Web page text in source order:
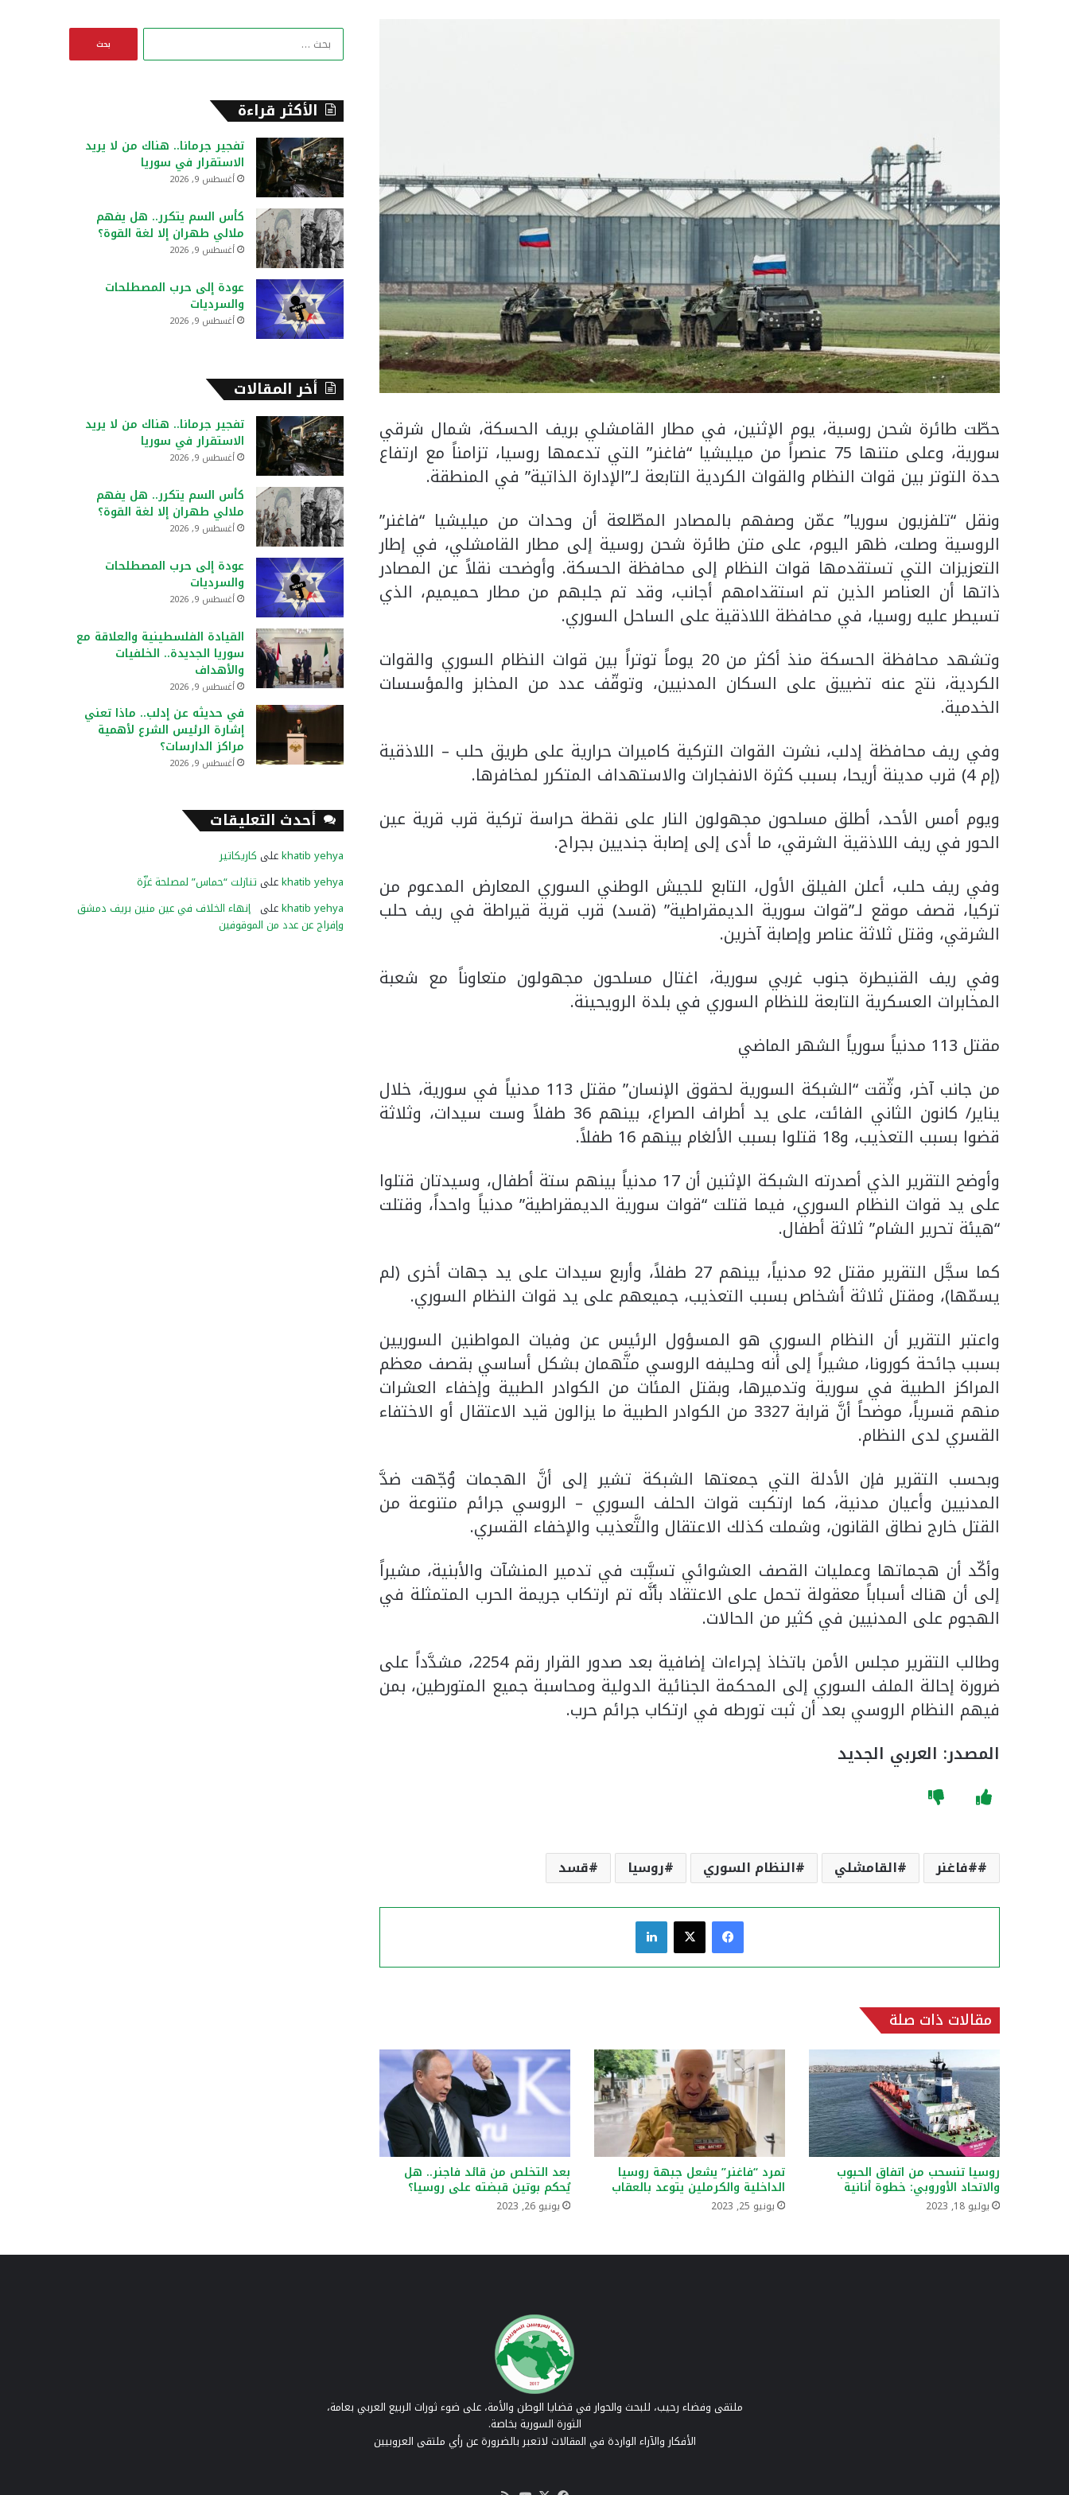
حطّت طائرة شحن روسية، يوم الإثنين، في مطار القامشلي بريف الحسكة، شمال شرقي
سورية، وعلى متنها 75 عنصراً من ميليشيا “فاغنر” التي تدعمها روسيا، تزامناً مع ارتفاع
حدة التوتر بين قوات النظام والقوات الكردية التابعة لـ”الإدارة الذاتية” في المنطقة.
ونقل “تلفزيون سوريا” عمّن وصفهم بالمصادر المطّلعة أن وحدات من ميليشيا “فاغنر”
الروسية وصلت، ظهر اليوم، على متن طائرة شحن روسية إلى مطار القامشلي، في إطار
التعزيزات التي تستقدمها قوات النظام إلى محافظة الحسكة. وأوضحت نقلاً عن المصادر
ذاتها أن العناصر الذين تم استقدامهم أجانب، وقد تم جلبهم من مطار حميميم، الذي
تسيطر عليه روسيا، في محافظة اللاذقية على الساحل السوري.
وتشهد محافظة الحسكة منذ أكثر من 20 يوماً توتراً بين قوات النظام السوري والقوات
الكردية، نتج عنه تضييق على السكان المدنيين، وتوقّف عدد من المخابز والمؤسسات
الخدمية.
وفي ريف محافظة إدلب، نشرت القوات التركية كاميرات حرارية على طريق حلب – اللاذقية
(إم 4) قرب مدينة أريحا، بسبب كثرة الانفجارات والاستهداف المتكرر لمخافرها.
ويوم أمس الأحد، أطلق مسلحون مجهولون النار على نقطة حراسة تركية قرب قرية عين
الحور في ريف اللاذقية الشرقي، ما أدى إلى إصابة جنديين بجراح.
وفي ريف حلب، أعلن الفيلق الأول، التابع للجيش الوطني السوري المعارض المدعوم من
تركيا، قصف موقع لـ”قوات سورية الديمقراطية” (قسد) قرب قرية قيراطة في ريف حلب
الشرقي، وقتل ثلاثة عناصر وإصابة آخرين.
وفي ريف القنيطرة جنوب غربي سورية، اغتال مسلحون مجهولون متعاوناً مع شعبة
المخابرات العسكرية التابعة للنظام السوري في بلدة الرويحينة.
مقتل 113 مدنياً سورياً الشهر الماضي
من جانب آخر، وثّقت “الشبكة السورية لحقوق الإنسان” مقتل 113 مدنياً في سورية، خلال
يناير/ كانون الثاني الفائت، على يد أطراف الصراع، بينهم 36 طفلاً وست سيدات، وثلاثة
قضوا بسبب التعذيب، و18 قتلوا بسبب الألغام بينهم 16 طفلاً.
وأوضح التقرير الذي أصدرته الشبكة الإثنين أن 17 مدنياً بينهم ستة أطفال، وسيدتان قتلوا
على يد قوات النظام السوري، فيما قتلت “قوات سورية الديمقراطية” مدنياً واحداً، وقتلت
“هيئة تحرير الشام” ثلاثة أطفال.
كما سجَّل التقرير مقتل 92 مدنياً، بينهم 27 طفلاً، وأربع سيدات على يد جهات أخرى (لم
يسمّها)، ومقتل ثلاثة أشخاص بسبب التعذيب، جميعهم على يد قوات النظام السوري.
واعتبر التقرير أن النظام السوري هو المسؤول الرئيس عن وفيات المواطنين السوريين
بسبب جائحة كورونا، مشيراً إلى أنه وحليفه الروسي متَّهمان بشكل أساسي بقصف معظم
المراكز الطبية في سورية وتدميرها، وبقتل المئات من الكوادر الطبية وإخفاء العشرات
منهم قسرياً، موضحاً أنَّ قرابة 3327 من الكوادر الطبية ما يزالون قيد الاعتقال أو الاختفاء
القسري لدى النظام.
وبحسب التقرير فإن الأدلة التي جمعتها الشبكة تشير إلى أنَّ الهجمات وُجّهت ضدَّ
المدنيين وأعيان مدنية، كما ارتكبت قوات الحلف السوري – الروسي جرائم متنوعة من
القتل خارج نطاق القانون، وشملت كذلك الاعتقال والتَّعذيب والإخفاء القسري.
وأكّد أن هجماتها وعمليات القصف العشوائي تسبَّبت في تدمير المنشآت والأبنية، مشيراً
إلى أن هناك أسباباً معقولة تحمل على الاعتقاد بأنَّه تم ارتكاب جريمة الحرب المتمثلة في
الهجوم على المدنيين في كثير من الحالات.
وطالب التقرير مجلس الأمن باتخاذ إجراءات إضافية بعد صدور القرار رقم 2254، مشدَّداً على
ضرورة إحالة الملف السوري إلى المحكمة الجنائية الدولية ومحاسبة جميع المتورطين، بمن
فيهم النظام الروسي بعد أن ثبت تورطه في ارتكاب جرائم حرب.
المصدر: العربي الجديد
#فاغنر القامشلي النظام السوري روسيا قسد
فيسبوك
مقالات ذات صلة
روسيا تنسحب من اتفاق الحبوب
والاتحاد الأوروبي: خطوة أنانية
يوليو 18, 2023
تمرد “فاغنر” يشعل جبهة روسيا
الداخلية والكرملين يتوعد بالعقاب
يونيو 25, 2023
بعد التخلص من قائد فاجنر.. هل
يُحكم بوتين قبضته على روسيا؟
يونيو 26, 2023
ا
:
الأكثر قراءة
تفجير جرمانا.. هناك من لا يريد
الاستقرار في سوريا
أغسطس 9, 2026
كأس السم يتكرر.. هل يفهم
ملالي طهران إلا لغة القوة؟
أغسطس 9, 2026
عودة إلى حرب المصطلحات
والسرديات
أغسطس 9, 2026
أخر المقالات
تفجير جرمانا.. هناك من لا يريد
الاستقرار في سوريا
أغسطس 9, 2026
كأس السم يتكرر.. هل يفهم
ملالي طهران إلا لغة القوة؟
أغسطس 9, 2026
عودة إلى حرب المصطلحات
والسرديات
أغسطس 9, 2026
القيادة الفلسطينية والعلاقة مع
سوريا الجديدة.. الخلفيات
والأهداف
أغسطس 9, 2026
في حديثه عن إدلب.. ماذا تعني
إشارة الرئيس الشرع لأهمية
مراكز الدارسات؟
أغسطس 9, 2026
أحدث التعليقات
khatib yehyaعلى كاريكاتير
khatib yehyaعلى تنازلت “حماس” لمصلحة غزّة
khatib yehyaعلى إنهاء الخلاف في عين منين بريف دمشق
وإفراج عن عدد من الموقوفين
ملتقى وفضاء رحيب، للبحث والحوار في قضايا الوطن والأمة، على ضوء ثورات الربيع العربي بعامة،
الثورة السورية بخاصة.
الأفكار والآراء الواردة في المقالات لاتعبر بالضرورة عن رأي ملتقى العروبيين